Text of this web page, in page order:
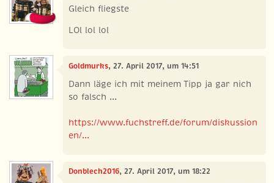
Gleich fliegste
LOl lol lol
Goldmurks, 27. April 2017, um 14:51
Dann läge ich mit meinem Tipp ja gar nich
so falsch ...
https://www.fuchstreff.de/forum/diskussion
en/...
Donblech2016, 27. April 2017, um 18:22